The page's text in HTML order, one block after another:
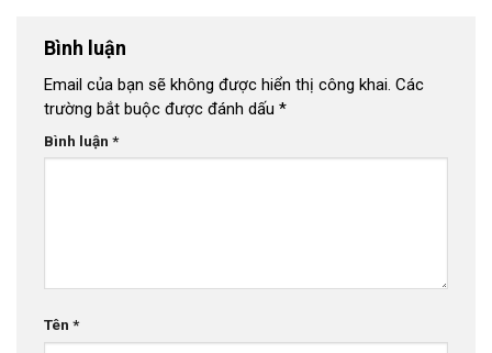
Bình luận
Email của bạn sẽ không được hiển thị công khai. Các
trường bắt buộc được đánh dấu *
Bình luận *
Tên *